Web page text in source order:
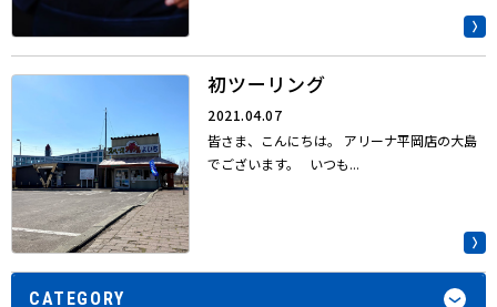
初ツーリング
2021.04.07
皆さま、こんにちは。 アリーナ平岡店の大島
でございます。 いつも...
CATEGORY